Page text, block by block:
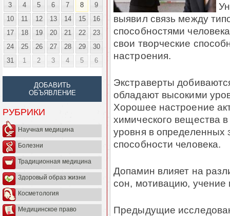
3
4 5 6 7 8
9
10
11 12 13 14 15
16
17
18 19 20 21 22
23
24
25 26 27 28 29
30
31
1 2 3 4 5 6
ДОБАВИТЬ
ОБЪЯВЛЕНИЕ
РУБРИКИ
Научная медицина
Болезни
Традиционная медицина
Здоровый образ жизни
Косметология
Медицинское право
выявил связь между
способностями
свои творческие
настроения.
Экстраверты
обладают высокими
Хорошее настроение
химического вещества
уровня в определенных
способности человека.
Допамин влияет на
сон, мотивацию, учение
Предыдущие